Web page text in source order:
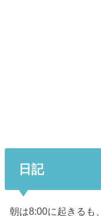
日記
朝は8:00に起きるも